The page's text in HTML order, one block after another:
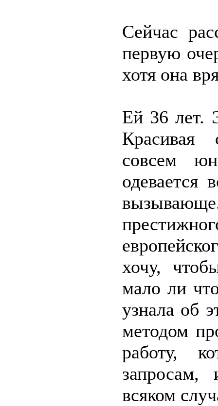
Сейчас
первую
хотя она
Ей 36 лет.
Красивая
совсем
одевается
хочу,
мало ли
узнала об
методом
работу,
всяком